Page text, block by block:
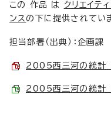
この 作品 は クリエイテ
ンスの下に提供されてい
担当部署（出典）：企画課
2005西三河の統計
2005西三河の統計